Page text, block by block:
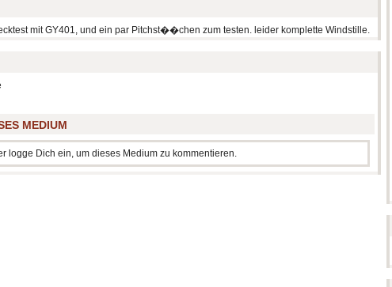
mit GY401, und ein par Pitchst��chen zum testen. leider komplette Windstille.
MEDIUM
logge Dich ein, um dieses Medium zu kommentieren.